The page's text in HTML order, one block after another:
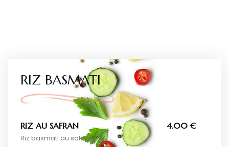
RIZ BASMATI
RIZ AU SAFRAN 4.00 €
Riz basmati au safran